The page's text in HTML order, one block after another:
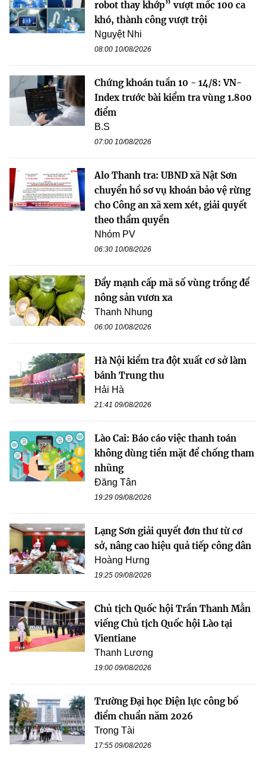
robot thay khớp” vượt mốc 100 ca
khó, thành công vượt trội
Nguyệt Nhi
08:00 10/08/2026
Chứng khoán tuần 10 - 14/8: VN-
Index trước bài kiểm tra vùng 1.800
điểm
B.S
07:00 10/08/2026
Alo Thanh tra: UBND xã Nật Sơn
chuyển hồ sơ vụ khoán bảo vệ rừng
cho Công an xã xem xét, giải quyết
theo thẩm quyền
Nhóm PV
06:30 10/08/2026
Đẩy mạnh cấp mã số vùng trồng để
nông sản vươn xa
Thanh Nhung
06:00 10/08/2026
Hà Nội kiểm tra đột xuất cơ sở làm
bánh Trung thu
Hải Hà
21:41 09/08/2026
Lào Cai: Báo cáo việc thanh toán
không dùng tiền mặt để chống tham
nhũng
Đăng Tân
19:29 09/08/2026
Lạng Sơn giải quyết đơn thư từ cơ
sở, nâng cao hiệu quả tiếp công dân
Hoàng Hưng
19:25 09/08/2026
Chủ tịch Quốc hội Trần Thanh Mẫn
viếng Chủ tịch Quốc hội Lào tại
Vientiane
Thanh Lương
19:00 09/08/2026
Trường Đại học Điện lực công bố
điểm chuẩn năm 2026
Trọng Tài
17:55 09/08/2026